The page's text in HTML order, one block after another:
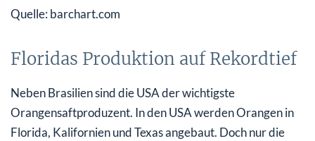
Quelle: barchart.com
Floridas Produktion auf Rekordtief
Neben Brasilien sind die USA der wichtigste
Orangensaftproduzent. In den USA werden Orangen in
Florida, Kalifornien und Texas angebaut. Doch nur die